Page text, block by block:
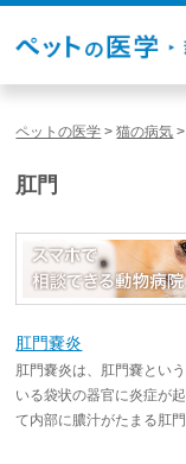
ペットの医学 >猫の病気 >
肛門
肛門嚢炎
肛門嚢炎は、肛門嚢とい
いる袋状の器官に炎症が
て内部に膿汁がたまる肛